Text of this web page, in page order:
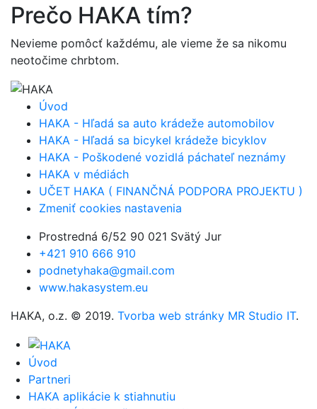
Prečo HAKA tím?
Nevieme pomôcť každému, ale vieme že sa nikomu
neotočime chrbtom.
Úvod
HAKA - Hľadá sa auto krádeže automobilov
HAKA - Hľadá sa bicykel krádeže bicyklov
HAKA - Poškodené vozidlá páchateľ neznámy
HAKA v médiách
UČET HAKA ( FINANČNÁ PODPORA PROJEKTU )
Zmeniť cookies nastavenia
Prostredná 6/52 90 021 Svätý Jur
+421 910 666 910
podnetyhaka@gmail.com
www.hakasystem.eu
HAKA, o.z. © 2019. Tvorba web stránky MR Studio IT.
Úvod
Partneri
HAKA aplikácie k stiahnutiu